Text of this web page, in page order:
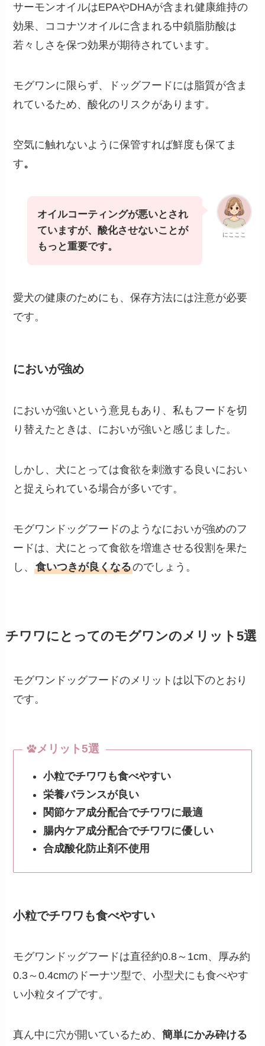
サーモンオイルはEPAやDHAが含まれ健康維持の
効果、ココナツオイルに含まれる中鎖脂肪酸は
若々しさを保つ効果が期待されています。
モグワンに限らず、ドッグフードには脂質が含ま
れているため、酸化のリスクがあります。
空気に触れないように保管すれば鮮度も保てま
す。
にこここ
オイルコーティングが悪いとされ
ていますが、酸化させないことが
もっと重要です。
愛犬の健康のためにも、保存方法には注意が必要
です。
においが強め
においが強いという意見もあり、私もフードを切
り替えたときは、においが強いと感じました。
しかし、犬にとっては食欲を刺激する良いにおい
と捉えられている場合が多いです。
モグワンドッグフードのようなにおいが強めのフ
ードは、犬にとって食欲を増進させる役割を果た
し、食いつきが良くなるのでしょう。
チワワにとってのモグワンのメリット 5選
モグワンドッグフードのメリットは以下のとおり
です。
メリット5選
小粒でチワワも食べやすい
栄養バランスが良い
関節ケア成分配合でチワワに最適
腸内ケア成分配合でチワワに優しい
合成酸化防止剤不使用
小粒でチワワも食べやすい
モグワンドッグフードは直径約0.8～1cm、厚み約
0.3～0.4cmのドーナツ型で、小型犬にも食べやす
い小粒タイプです。
真ん中に穴が開いているため、簡単にかみ砕ける